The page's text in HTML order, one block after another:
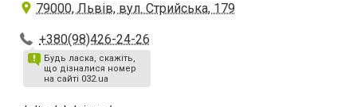
79000, Львів, вул. Стрийська, 179
+380(98)426-24-26
Будь ласка, скажіть,
що дізналися номер
на сайті 032.ua